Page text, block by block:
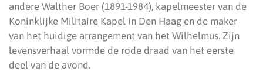
andere Walther Boer (1891-1984), kapelmeester van de
Koninklijke Militaire Kapel in Den Haag en de maker
van het huidige arrangement van het Wilhelmus. Zijn
levensverhaal vormde de rode draad van het eerste
deel van de avond.